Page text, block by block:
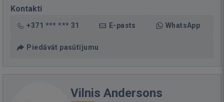
Kontakti
+371 *** *** 31 E-pasts WhatsApp
Piedāvāt pasūtījumu
Vilnis Andersons